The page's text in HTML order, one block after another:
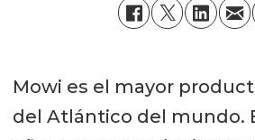
Mowi es el mayor
del Atlántico del mundo.